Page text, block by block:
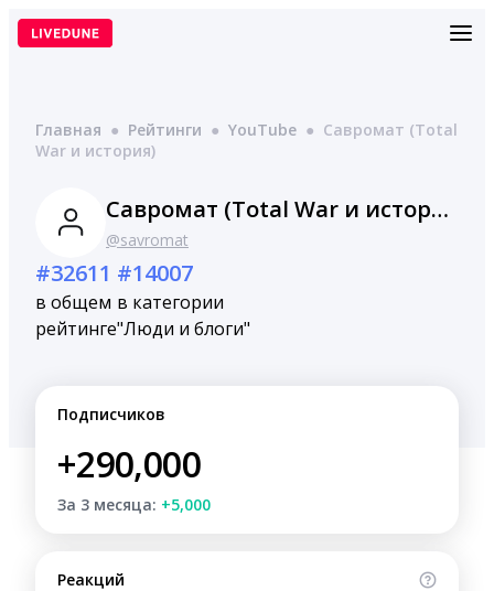
Перейти
Главная ● Рейтинги ● YouTube ● Савромат (Total
War и история)
Савромат (Total War и история)
@savromat
#32611
в общем
рейтинге
#14007
в категории
"Люди и блоги"
Подписчиков
+290,000
За 3 месяца: +5,000
Реакций